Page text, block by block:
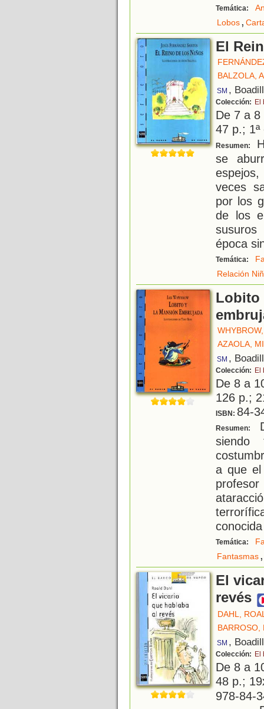
Temática:
Lobos,
El
BALZOLA,
SM ,
Colección: El
De 7 a
47 p.;
Resumen:
se
veces
por los
de los
época
Temática:
Relación
Lobito
AZAOLA,
SM ,
Colección: El
De 8 a
126 p.;
ISBN: 84-
Resumen:
a que
Temática:
Fantasmas,
El
revés
DAHL,
BARROSO,
SM ,
Colección: El
De 8 a
48 p.;
978-84-